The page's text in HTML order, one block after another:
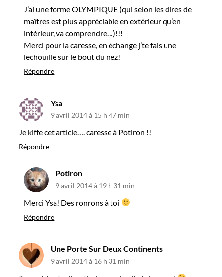
J’ai une forme OLYMPIQUE (qui selon les dires de
maîtres est plus appréciable en extérieur qu’en
intérieur, va comprendre…)!!!
Merci pour la caresse, en échange j’te fais une
léchouille sur le bout du nez!
Répondre
Ysa
9 avril 2014 à 15 h 47 min
Je kiffe cet article…. caresse à Potiron !!
Répondre
Potiron
9 avril 2014 à 19 h 31 min
Merci Ysa! Des ronrons à toi
Répondre
Une Porte Sur Deux Continents
9 avril 2014 à 16 h 31 min